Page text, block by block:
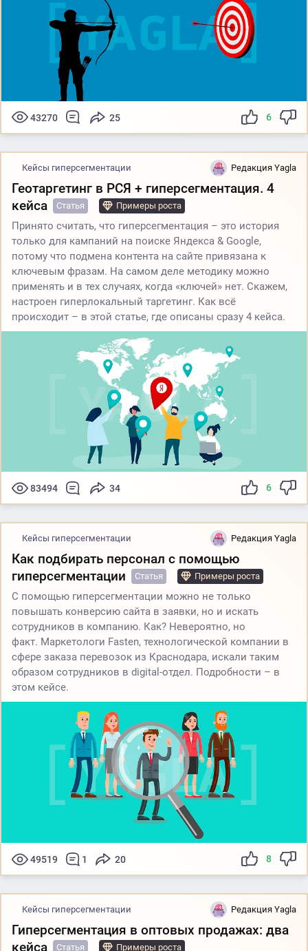
43270 25 6
Кейсы гиперсегментации Редакция Yagla
Геотаргетинг в РСЯ + гиперсегментация. 4
кейса
Статья Примеры роста
Принято считать, что гиперсегментация – это история
только для кампаний на поиске Яндекса & Google,
потому что подмена контента на сайте привязана к
ключевым фразам. На самом деле методику можно
применять и в тех случаях, когда «ключей» нет. Скажем,
настроен гиперлокальный таргетинг. Как всё
происходит – в этой статье, где описаны сразу 4 кейса.
83494 34 6
Кейсы гиперсегментации Редакция Yagla
Как подбирать персонал с помощью
гиперсегментации
Статья Примеры роста
С помощью гиперсегментации можно не только
повышать конверсию сайта в заявки, но и искать
сотрудников в компанию. Как? Невероятно, но
факт. Маркетологи Fasten, технологической компании в
сфере заказа перевозок из Краснодара, искали таким
образом сотрудников в digital-отдел. Подробности – в
этом кейсе.
49519 1 20 8
Кейсы гиперсегментации Редакция Yagla
Гиперсегментация в оптовых продажах: два
кейса
Статья Примеры роста